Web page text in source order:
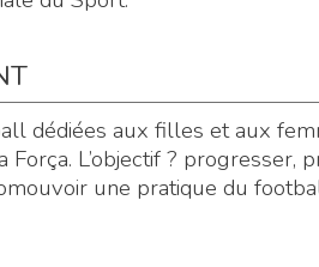
dédiées aux filles et aux
L’objectif ? progresser,
une pratique du